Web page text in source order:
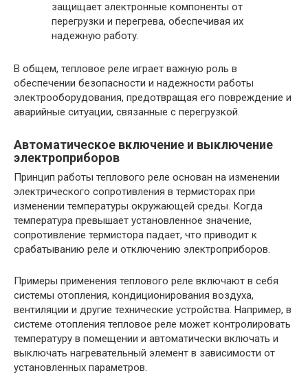
защищает электронные компоненты от
перегрузки и перегрева, обеспечивая их
надежную работу.
В общем, тепловое реле играет важную роль в
обеспечении безопасности и надежности работы
электрооборудования, предотвращая его повреждение и
аварийные ситуации, связанные с перегрузкой.
Автоматическое включение и выключение
электроприборов
Принцип работы теплового реле основан на изменении
электрического сопротивления в термисторах при
изменении температуры окружающей среды. Когда
температура превышает установленное значение,
сопротивление термистора падает, что приводит к
срабатыванию реле и отключению электроприборов.
Примеры применения теплового реле включают в себя
системы отопления, кондиционирования воздуха,
вентиляции и другие технические устройства. Например, в
системе отопления тепловое реле может контролировать
температуру в помещении и автоматически включать и
выключать нагревательный элемент в зависимости от
установленных параметров.